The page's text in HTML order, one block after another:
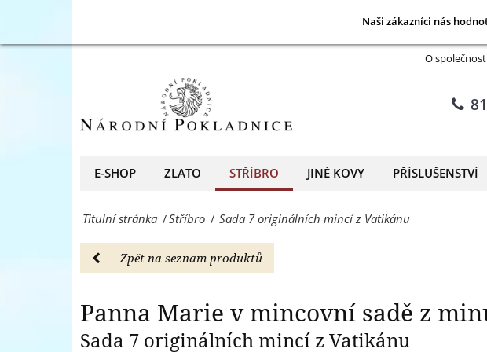
Naši zákazníci nás
Vatikánu
Panně
Marii
-
Stříbro
-
O
E-SHOP ZLATO STŘÍBRO JINÉ KOVY PŘÍSLUŠENSTVÍ
Titulní stránka /Stříbro / Sada 7 originálních mincí z Vatikánu
Zpět na seznam produktů
Panna Marie v mincovní sadě z
Sada 7 originálních mincí z Vatikánu
Panna Marie v
Naši zákazníci nás
Panně
Stříbro
Pokladnice
-
přední
prodejce